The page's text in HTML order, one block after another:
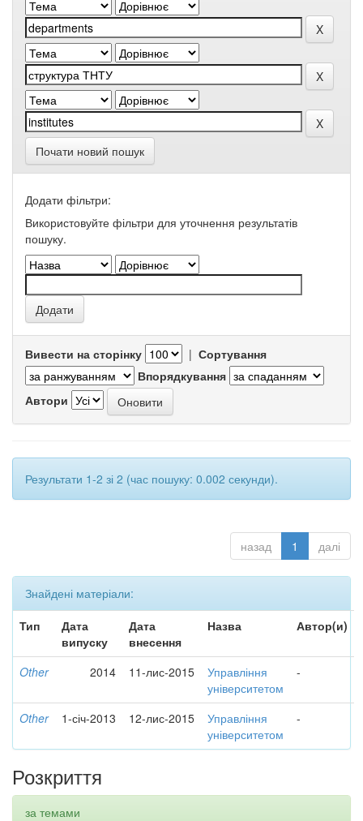
Почати новий пошук
Додати фільтри:
Використовуйте фільтри для уточнення результатів
пошуку.
Вивести на сторінку | Сортування
Впорядкування
Автори
Результати 1-2 зі 2 (час пошуку: 0.002 секунди).
назад 1 далі
Знайдені матеріали:
Тип
Дата
випуску
Дата
внесення
Назва Автор(и)
Other 2014 11-лис-2015
Управління
університетом
-
Other 1-січ-2013 12-лис-2015
Управління
університетом
-
Розкриття
за темами